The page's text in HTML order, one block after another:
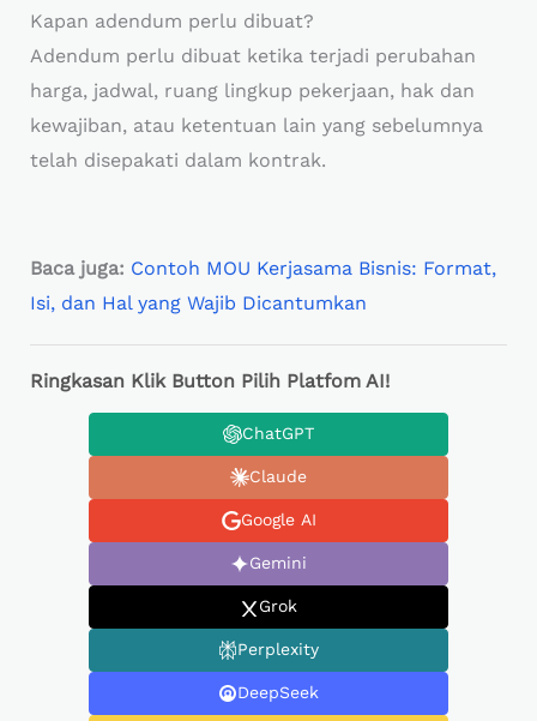
Kapan adendum perlu dibuat?
Adendum perlu dibuat ketika terjadi perubahan
harga, jadwal, ruang lingkup pekerjaan, hak dan
kewajiban, atau ketentuan lain yang sebelumnya
telah disepakati dalam kontrak.
Baca juga: Contoh MOU Kerjasama Bisnis: Format,
Isi, dan Hal yang Wajib Dicantumkan
Ringkasan Klik Button Pilih Platfom AI!
ChatGPT
Claude
Google AI
Gemini
Grok
Perplexity
DeepSeek